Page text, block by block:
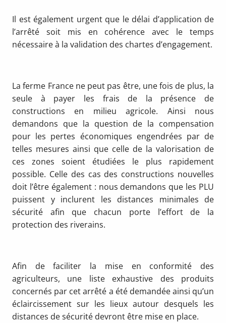
Il est également urgent que le délai d’application de
l’arrêté soit mis en cohérence avec le temps
nécessaire à la validation des chartes d’engagement.
La ferme France ne peut pas être, une fois de plus, la
seule à payer les frais de la présence de
constructions en milieu agricole. Ainsi nous
demandons que la question de la compensation
pour les pertes économiques engendrées par de
telles mesures ainsi que celle de la valorisation de
ces zones soient étudiées le plus rapidement
possible. Celle des cas des constructions nouvelles
doit l’être également : nous demandons que les PLU
puissent y inclurent les distances minimales de
sécurité afin que chacun porte l’effort de la
protection des riverains.
Afin de faciliter la mise en conformité des
agriculteurs, une liste exhaustive des produits
concernés par cet arrêté a été demandée ainsi qu’un
éclaircissement sur les lieux autour desquels les
distances de sécurité devront être mise en place.